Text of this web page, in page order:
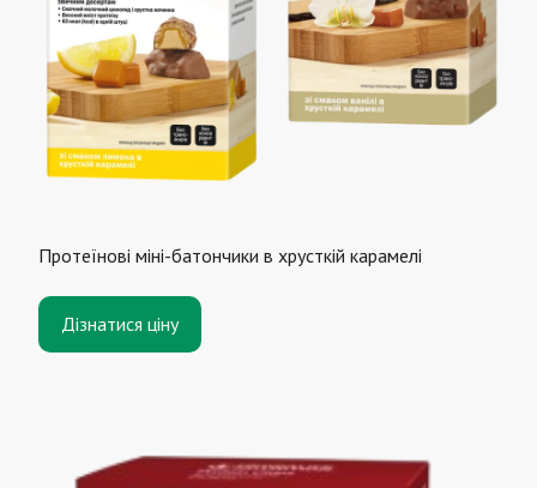
Протеїнові міні-батончики в хрусткій карамелі
Дізнатися ціну